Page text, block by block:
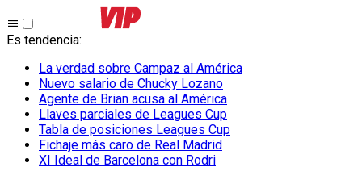
Es tendencia:
La verdad sobre Campaz al América
Nuevo salario de Chucky Lozano
Agente de Brian acusa al América
Llaves parciales de Leagues Cup
Tabla de posiciones Leagues Cup
Fichaje más caro de Real Madrid
XI Ideal de Barcelona con Rodri